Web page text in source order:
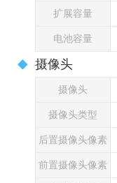
扩展容量
电池容量
摄像头
摄像头
摄像头类型
后置摄像头像素
前置摄像头像素